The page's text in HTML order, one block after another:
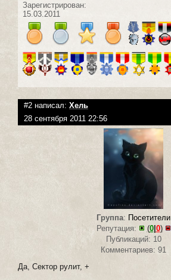
Зарегистрирован:
15.03.2011
#2 написал: Хель
28 сентября 2011 22:56
Группа: Посетители
Репутация:
(0| 0)
Публикаций: 10
Комментариев: 91
Да, Сектор рулит, +